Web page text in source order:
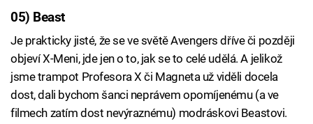
05) Beast
Je prakticky jisté, že se ve světě Avengers dříve či později
objeví X-Meni, jde jen o to, jak se to celé udělá. A jelikož
jsme trampot Profesora X či Magneta už viděli docela
dost, dali bychom šanci neprávem opomíjenému (a ve
filmech zatím dost nevýraznému) modráskovi Beastovi.